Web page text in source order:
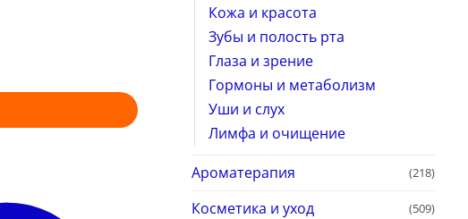
Кожа и красота
Зубы и полость рта
Глаза и зрение
Гормоны и метаболизм
Уши и слух
Лимфа и очищение
Ароматерапия
(218)
Косметика и уход (509)